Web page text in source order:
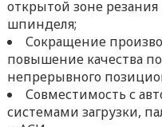
открытой зоне
шпинделя;
Сокращение
повышение качества
непрерывного
Совместимость с
системами загрузки,